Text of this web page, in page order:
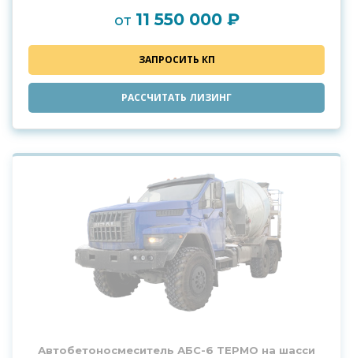
от 11 550 000 ₽
ЗАПРОСИТЬ КП
РАССЧИТАТЬ ЛИЗИНГ
Автобетоносмеситель АБС-6 ТЕРМО на шасси